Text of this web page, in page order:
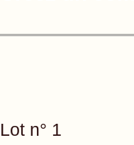
Lot n° 1